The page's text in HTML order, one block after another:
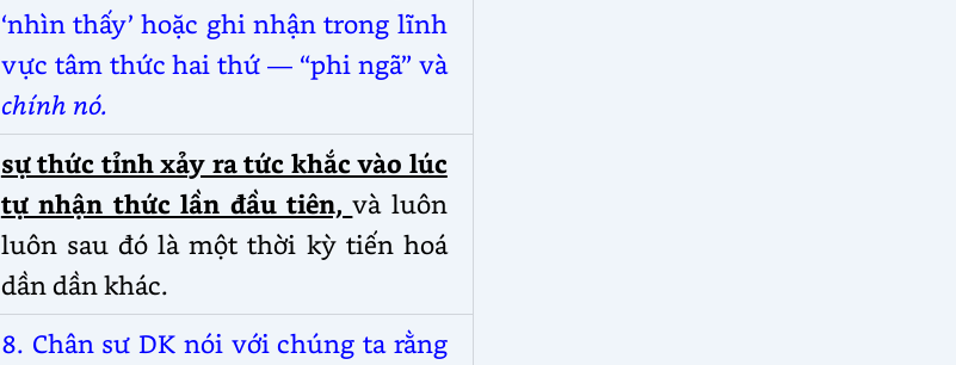
‘nhìn thấy’ hoặc ghi nhận trong lĩnh
vực tâm thức hai thứ — “phi ngã” và
chính nó.
sự thức tỉnh xảy ra tức khắc vào lúc
tự nhận thức lần đầu tiên,và luôn
luôn sau đó là một thời kỳ tiến hoá
dần dần khác.
8. Chân sư DK nói với chúng ta rằng